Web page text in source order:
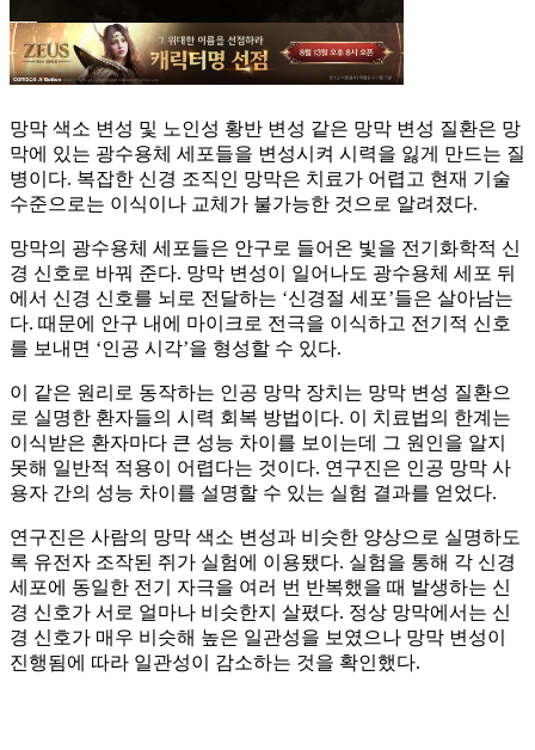
망막 색소 변성 및 노인성 황반 변성 같은 망막 변성 질환은 망
막에 있는 광수용체 세포들을 변성시켜 시력을 잃게 만드는 질
병이다. 복잡한 신경 조직인 망막은 치료가 어렵고 현재 기술
수준으로는 이식이나 교체가 불가능한 것으로 알려졌다.
망막의 광수용체 세포들은 안구로 들어온 빛을 전기화학적 신
경 신호로 바꿔 준다. 망막 변성이 일어나도 광수용체 세포 뒤
에서 신경 신호를 뇌로 전달하는 ‘신경절 세포’들은 살아남는
다. 때문에 안구 내에 마이크로 전극을 이식하고 전기적 신호
를 보내면 ‘인공 시각’을 형성할 수 있다.
이 같은 원리로 동작하는 인공 망막 장치는 망막 변성 질환으
로 실명한 환자들의 시력 회복 방법이다. 이 치료법의 한계는
이식받은 환자마다 큰 성능 차이를 보이는데 그 원인을 알지
못해 일반적 적용이 어렵다는 것이다. 연구진은 인공 망막 사
용자 간의 성능 차이를 설명할 수 있는 실험 결과를 얻었다.
연구진은 사람의 망막 색소 변성과 비슷한 양상으로 실명하도
록 유전자 조작된 쥐가 실험에 이용됐다. 실험을 통해 각 신경
세포에 동일한 전기 자극을 여러 번 반복했을 때 발생하는 신
경 신호가 서로 얼마나 비슷한지 살폈다. 정상 망막에서는 신
경 신호가 매우 비슷해 높은 일관성을 보였으나 망막 변성이
진행됨에 따라 일관성이 감소하는 것을 확인했다.